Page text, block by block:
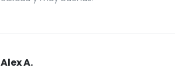
Alex A.